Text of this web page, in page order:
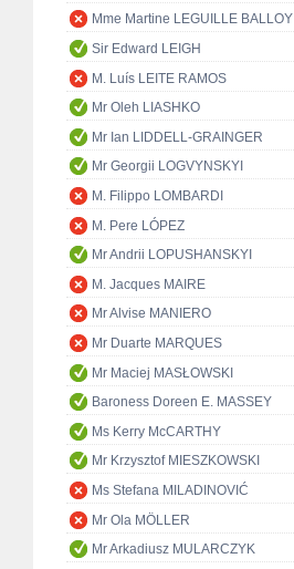
Mme Martine LEGUILLE BALLOY
Sir Edward LEIGH
M. Luís LEITE RAMOS
Mr Oleh LIASHKO
Mr Ian LIDDELL-GRAINGER
Mr Georgii LOGVYNSKYI
M. Filippo LOMBARDI
M. Pere LÓPEZ
Mr Andrii LOPUSHANSKYI
M. Jacques MAIRE
Mr Alvise MANIERO
Mr Duarte MARQUES
Mr Maciej MASŁOWSKI
Baroness Doreen E. MASSEY
Ms Kerry McCARTHY
Mr Krzysztof MIESZKOWSKI
Ms Stefana MILADINOVIĆ
Mr Ola MÖLLER
Mr Arkadiusz MULARCZYK